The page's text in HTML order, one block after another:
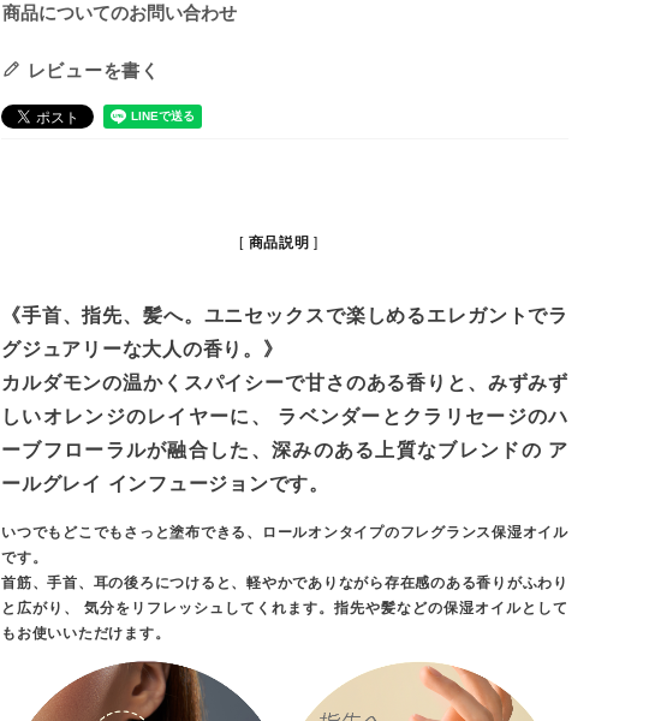
商品についてのお問い合わせ
レビューを書く
商品説明
《手首、指先、髪へ。ユニセックスで楽しめるエレガントでラ
グジュアリーな大人の香り。》
カルダモンの温かくスパイシーで甘さのある香りと、みずみず
しいオレンジのレイヤーに、 ラベンダーとクラリセージのハ
ーブフローラルが融合した、深みのある上質なブレンドの ア
ールグレイ インフュージョンです。
いつでもどこでもさっと塗布できる、ロールオンタイプのフレグランス保湿オイル
です。
首筋、手首、耳の後ろにつけると、軽やかでありながら存在感のある香りがふわり
と広がり、 気分をリフレッシュしてくれます。指先や髪などの保湿オイルとして
もお使いいただけます。